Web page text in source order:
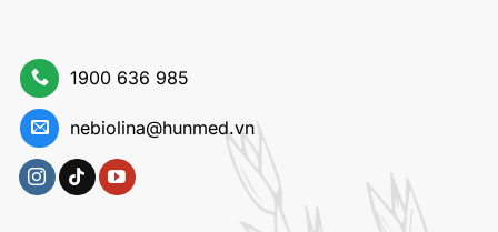
1900 636 985
nebiolina@hunmed.vn